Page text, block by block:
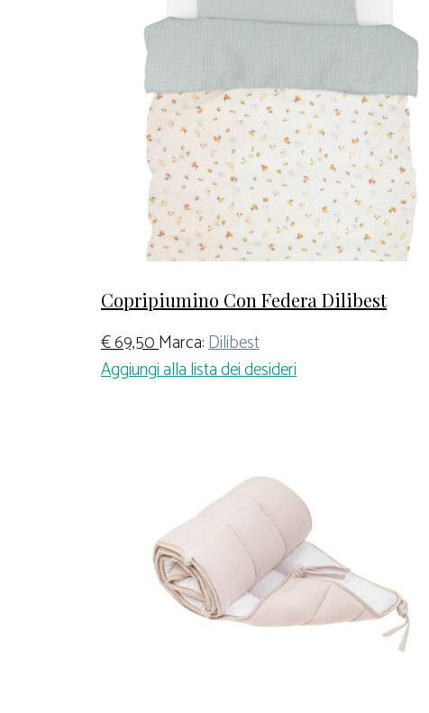
Copripiumino Con Federa Dilibest
€69,50Marca:Dilibest
Aggiungi alla lista dei desideri